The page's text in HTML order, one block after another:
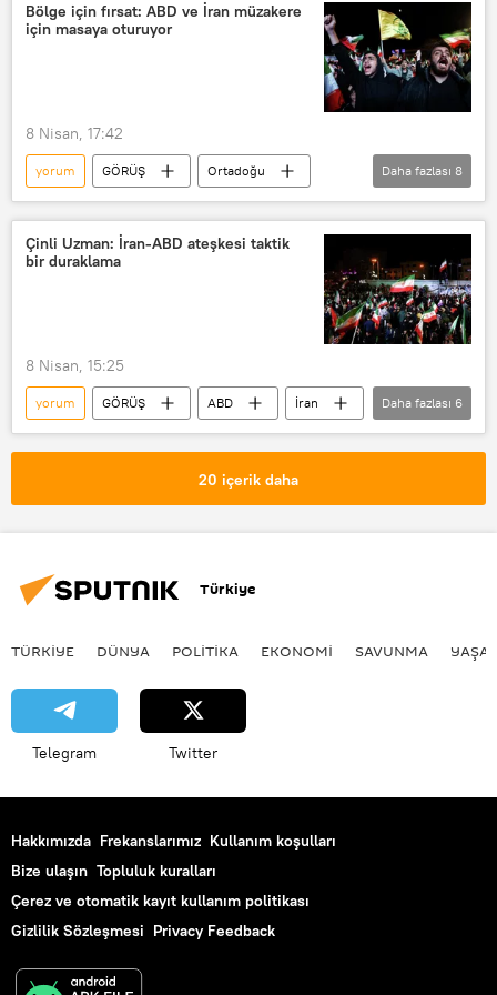
Basra Körfezi
Kara harekatı
uzman
Bölge için fırsat: ABD ve İran müzakere
için masaya oturuyor
8 Nisan, 17:42
yorum GÖRÜŞ
Ortadoğu
ABD
İran
Washington
İsrail
İslamabad
Pakistan
Tahran
Daha fazlası 8
Çinli Uzman: İran-ABD ateşkesi taktik
bir duraklama
8 Nisan, 15:25
yorum GÖRÜŞ ABD
İran
İsrail
Pakistan
Ateşkes
İslamabad
Daha fazlası 6
20 içerik daha
Türkiye
TÜRKIYE DÜNYA POLİTİKA EKONOMİ SAVUNMA
Telegram Twitter
Hakkımızda Frekanslarımız Kullanım koşulları
Bize ulaşın Topluluk kuralları
Çerez ve otomatik kayıt kullanım politikası
Gizlilik Sözleşmesi Privacy Feedback